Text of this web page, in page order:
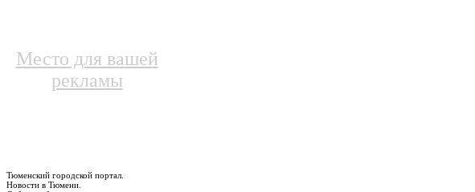
Место для вашей
рекламы
Тюменский городской портал.
Новости в Тюмени.